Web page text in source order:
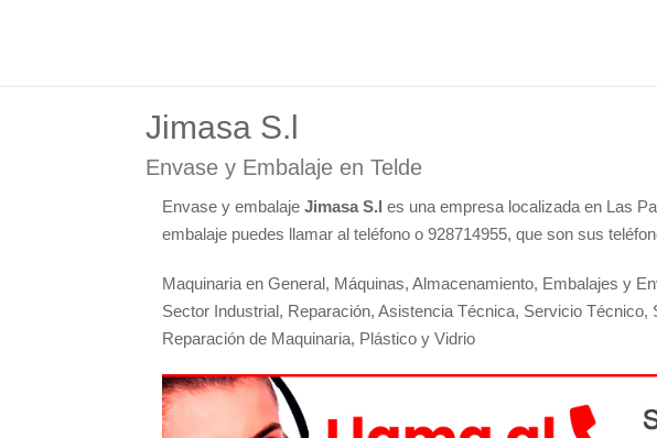
Jimasa S.l
Envase y Embalaje en Telde
Envase y embalaje Jimasa S.l es una empresa localizada en Las
embalaje puedes llamar al teléfono o 928714955, que son sus
Maquinaria en General, Máquinas, Almacenamiento, Embalajes y
Sector Industrial, Reparación, Asistencia Técnica, Servicio
Reparación de Maquinaria, Plástico y Vidrio